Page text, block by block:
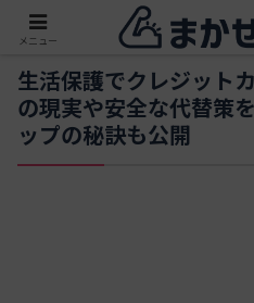
生活保護でクレジット
の現実や安全な代替策
ップの秘訣も公開
メニュー